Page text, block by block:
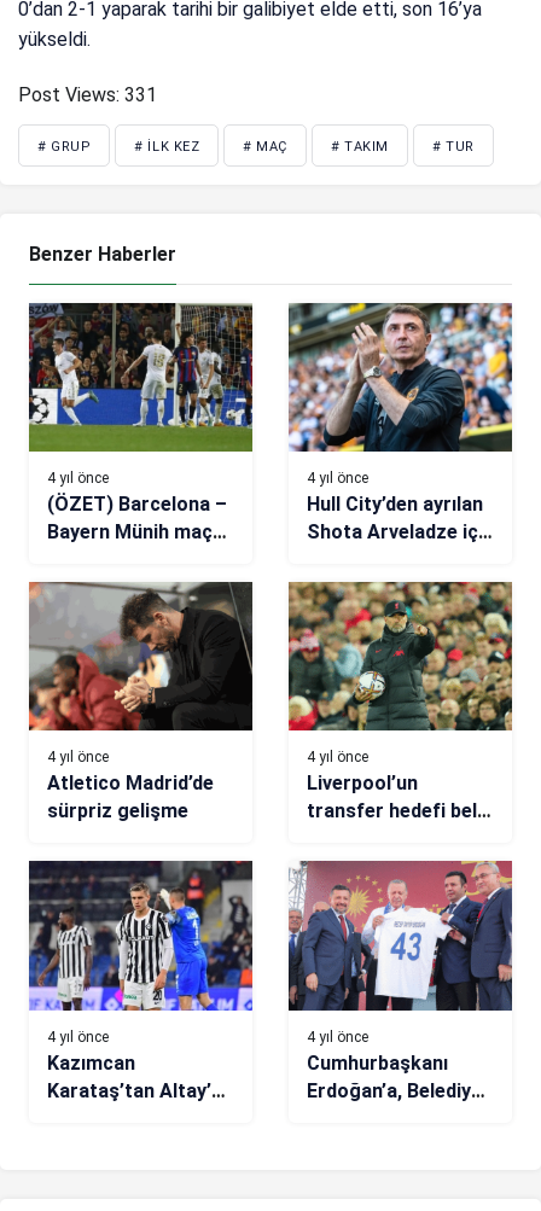
0’dan 2-1 yaparak tarihi bir galibiyet elde etti, son 16’ya
yükseldi.
Post Views: 331
# GRUP # İLK KEZ # MAÇ # TAKIM # TUR
Benzer Haberler
4 yıl önce
(ÖZET) Barcelona –
Bayern Münih maç
4 yıl önce
Hull City’den ayrılan
Shota Arveladze için
4 yıl önce
Atletico Madrid’de
sürpriz gelişme
4 yıl önce
Liverpool’un
transfer hedefi belli
4 yıl önce
Kazımcan
Karataş’tan Altay’a
4 yıl önce
Cumhurbaşkanı
Erdoğan’a, Belediye